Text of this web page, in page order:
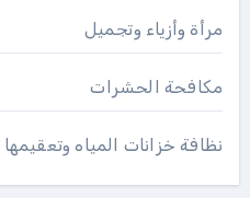
مرأة وأزياء وتجميل
مكافحة الحشرات
نظافة خزانات المياه وتعقيمها